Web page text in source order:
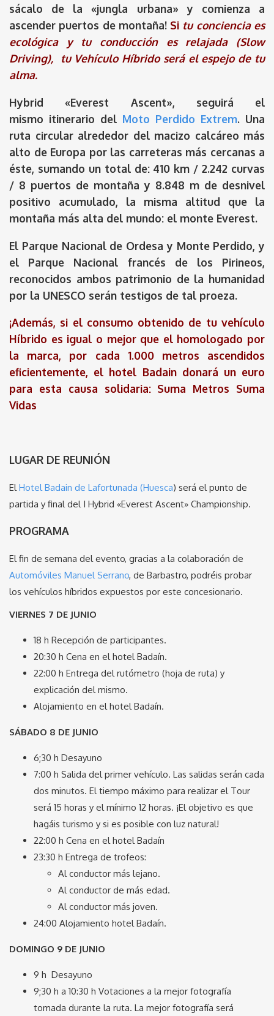
sácalo de la «jungla urbana» y comienza a
ascender puertos de montaña! Si tuconciencia es
ecológica y tu conducción es relajada (Slow
Driving), tu Vehículo Híbrido será el espejo de tu
alma.
Hybrid «Everest Ascent», seguirá el
mismo itinerario del Moto Perdido Extrem. Una
ruta circular alrededor del macizo calcáreo más
alto de Europa por las carreteras más cercanas a
éste, sumando un total de: 410 km / 2.242 curvas
/ 8 puertos de montaña y 8.848 m de desnivel
positivo acumulado, la misma altitud que la
montaña más alta del mundo: el monte Everest.
El Parque Nacional de Ordesa y Monte Perdido, y
el Parque Nacional francés de los Pirineos,
reconocidos ambos patrimonio de la humanidad
por la UNESCO serán testigos de tal proeza.
¡Además, si el consumo obtenido de tu vehículo
Híbrido es igual o mejor que el homologado por
la marca, por cada 1.000 metros ascendidos
eficientemente, el hotel Badaindonará un euro
para esta causa solidaria: Suma Metros Suma
Vidas
LUGAR DE REUNIÓN
El Hotel Badain de Lafortunada (Huesca) será el punto de
partida y final del I Hybrid «Everest Ascent» Championship.
PROGRAMA
El fin de semana del evento, gracias a la colaboración de
Automóviles Manuel Serrano, de Barbastro, podréis probar
los vehículos híbridos expuestos por este concesionario.
VIERNES 7 DE JUNIO
18 h Recepción de participantes.
20:30 h Cena en el hotel Badaín.
22:00 h Entrega del rutómetro (hoja de ruta) y
explicación del mismo.
Alojamiento en el hotel Badaín.
SÁBADO 8 DE JUNIO
6;30 h Desayuno
7:00 h Salida del primer vehículo. Las salidas serán cada
dos minutos. El tiempo máximo para realizar el Tour
será 15 horas y el mínimo 12 horas. ¡El objetivo es que
hagáis turismo y si es posible con luz natural!
22:00 h Cena en el hotel Badaín
23:30 h Entrega de trofeos:
Al conductor más lejano.
Al conductor de más edad.
Al conductor más joven.
24:00 Alojamiento hotel Badaín.
DOMINGO 9 DE JUNIO
9 h Desayuno
9;30 h a 10:30 h Votaciones a la mejor fotografía
tomada durante la ruta. La mejor fotografía será